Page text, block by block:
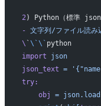
2) Python（標準 json
- 文字列/ファイル読み
\ ` \`\` python
import json
json_text =
try:
    obj
=